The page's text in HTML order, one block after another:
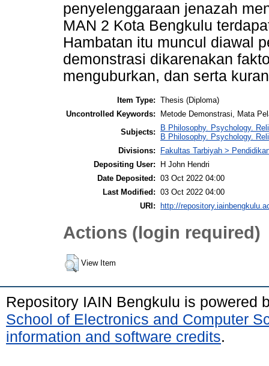
penyelenggaraan jenazah
MAN 2 Kota Bengkulu
Hambatan itu muncul diawal
demonstrasi dikarenakan
menguburkan, dan serta
Item Type: Thesis (Diploma)
Uncontrolled Keywords:
Metode Demonstrasi, Mata
Subjects:
B Philosophy. Psychology.
B Philosophy. Psychology.
Divisions:
Fakultas Tarbiyah >
Depositing User:
H John Hendri
Date Deposited: 03 Oct 2022 04:00
Last Modified: 03 Oct 2022 04:00
URI:
http://
Actions (login required)
View Item
Repository IAIN Bengkulu is powered
School of Electronics and Computer
information and software credits.